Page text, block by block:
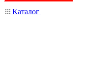
Каталог